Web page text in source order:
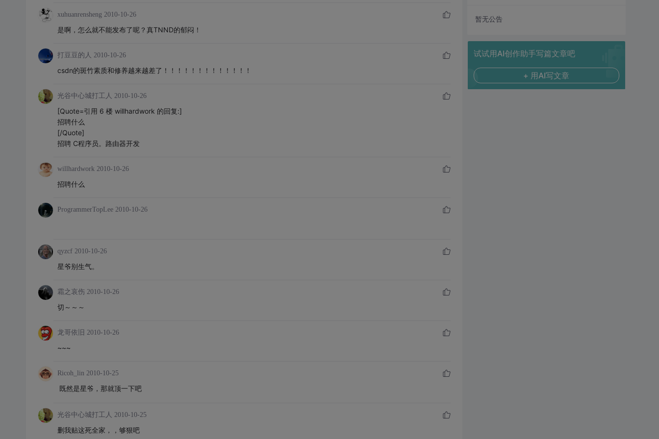
xuhuanrensheng 2010-10-26
是啊，怎么就不能发布了呢？真TNND的郁闷！
打豆豆的人 2010-10-26
csdn的斑竹素质和修养越来越差了！！！！！！！！！！！！！
光谷中心城打工人 2010-10-26
[Quote=引用 6 楼 willhardwork 的回复:]
招聘什么
[/Quote]
招聘 C程序员。路由器开发
willhardwork 2010-10-26
招聘什么
ProgrammerTopLee 2010-10-26
qyzcf 2010-10-26
星爷别生气。
霜之哀伤 2010-10-26
切～～～
龙哥依旧 2010-10-26
~~~
Ricoh_lin 2010-10-25
既然是星爷，那就顶一下吧
光谷中心城打工人 2010-10-25
删我贴这死全家，，够狠吧
暂无公告
试试用AI创作助手写篇文章吧
+ 用AI写文章